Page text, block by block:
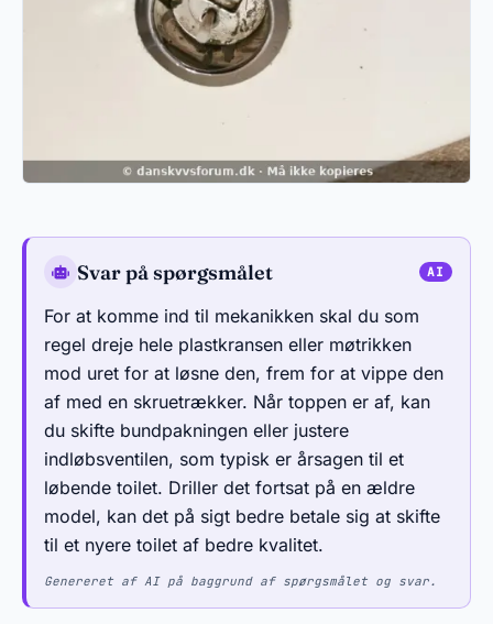
Svar på spørgsmålet
For at komme ind til mekanikken skal du som
regel dreje hele plastkransen eller møtrikken
mod uret for at løsne den, frem for at vippe den
af med en skruetrækker. Når toppen er af, kan
du skifte bundpakningen eller justere
indløbsventilen, som typisk er årsagen til et
løbende toilet. Driller det fortsat på en ældre
model, kan det på sigt bedre betale sig at skifte
til et nyere toilet af bedre kvalitet.
Genereret af AI på baggrund af spørgsmålet og svar.